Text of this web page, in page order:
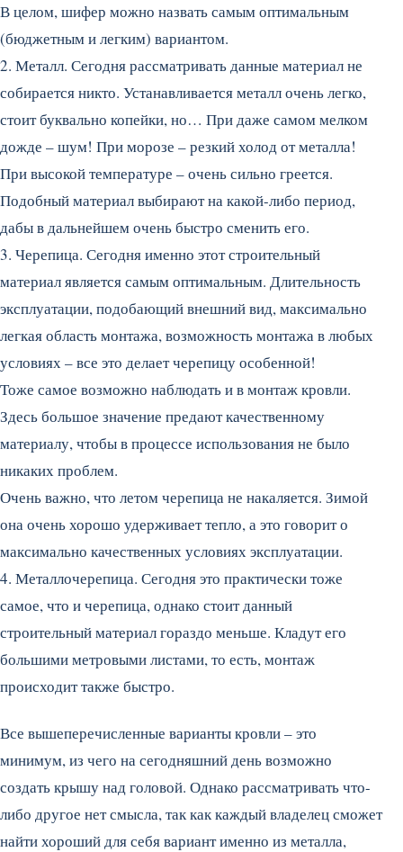
В целом, шифер можно назвать самым оптимальным
(бюджетным и легким) вариантом.
2. Металл. Сегодня рассматривать данные материал не
собирается никто. Устанавливается металл очень легко,
стоит буквально копейки, но… При даже самом мелком
дожде – шум! При морозе – резкий холод от металла!
При высокой температуре – очень сильно греется.
Подобный материал выбирают на какой-либо период,
дабы в дальнейшем очень быстро сменить его.
3. Черепица. Сегодня именно этот строительный
материал является самым оптимальным. Длительность
эксплуатации, подобающий внешний вид, максимально
легкая область монтажа, возможность монтажа в любых
условиях – все это делает черепицу особенной!
Тоже самое возможно наблюдать и в монтаж кровли.
Здесь большое значение предают качественному
материалу, чтобы в процессе использования не было
никаких проблем.
Очень важно, что летом черепица не накаляется. Зимой
она очень хорошо удерживает тепло, а это говорит о
максимально качественных условиях эксплуатации.
4. Металлочерепица. Сегодня это практически тоже
самое, что и черепица, однако стоит данный
строительный материал гораздо меньше. Кладут его
большими метровыми листами, то есть, монтаж
происходит также быстро.
Все вышеперечисленные варианты кровли – это
минимум, из чего на сегодняшний день возможно
создать крышу над головой. Однако рассматривать что-
либо другое нет смысла, так как каждый владелец сможет
найти хороший для себя вариант именно из металла,